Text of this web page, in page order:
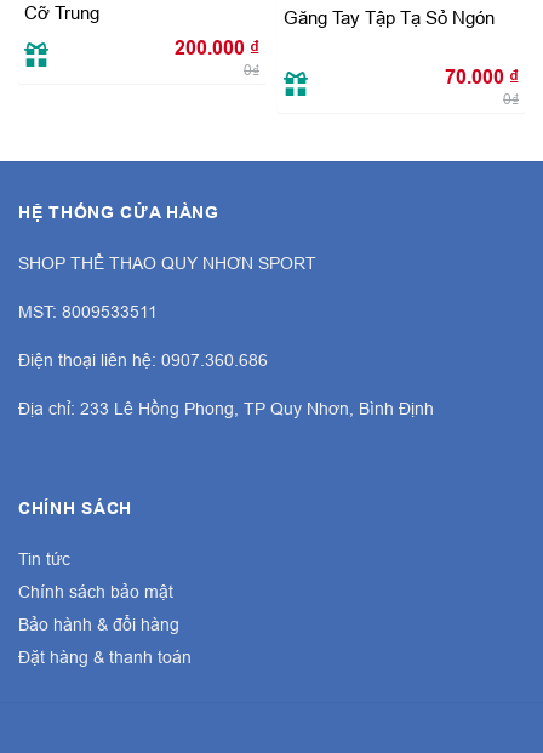
Cỡ Trung
200.000 ₫
0₫
Găng Tay Tập Tạ Sỏ Ngón
70.000 ₫
0₫
HỆ THỐNG CỬA HÀNG
SHOP THỂ THAO QUY NHƠN SPORT
MST: 8009533511
Điện thoại liên hệ: 0907.360.686
Địa chỉ: 233 Lê Hồng Phong, TP Quy Nhơn, Bình Định
CHÍNH SÁCH
Tin tức
Chính sách bảo mật
Bảo hành & đổi hàng
Đặt hàng & thanh toán